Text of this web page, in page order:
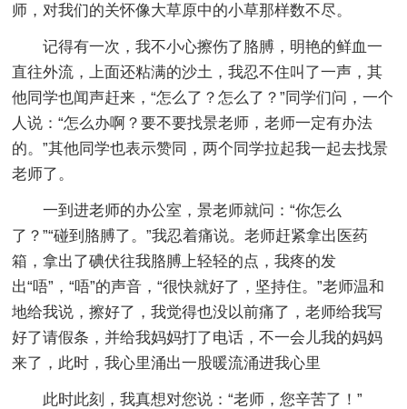
师，对我们的关怀像大草原中的小草那样数不尽。
记得有一次，我不小心擦伤了胳膊，明艳的鲜血一
直往外流，上面还粘满的沙土，我忍不住叫了一声，其
他同学也闻声赶来，“怎么了？怎么了？”同学们问，一个
人说：“怎么办啊？要不要找景老师，老师一定有办法
的。”其他同学也表示赞同，两个同学拉起我一起去找景
老师了。
一到进老师的办公室，景老师就问：“你怎么
了？”“碰到胳膊了。”我忍着痛说。老师赶紧拿出医药
箱，拿出了碘伏往我胳膊上轻轻的点，我疼的发
出“唔”，“唔”的声音，“很快就好了，坚持住。”老师温和
地给我说，擦好了，我觉得也没以前痛了，老师给我写
好了请假条，并给我妈妈打了电话，不一会儿我的妈妈
来了，此时，我心里涌出一股暖流涌进我心里
此时此刻，我真想对您说：“老师，您辛苦了！”